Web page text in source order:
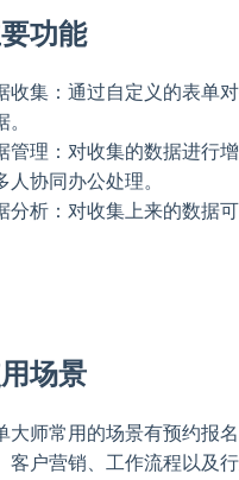
功能
收集：通过自定义的表单
管理：对收集的数据进行
人协同办公处理。
分析：对收集上来的数据
场景
大师常用的场景有预约报
客户营销、工作流程以及行